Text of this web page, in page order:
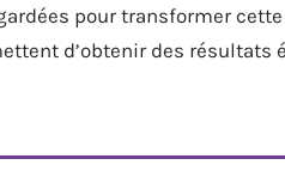
pour transformer
d’obtenir des résultats